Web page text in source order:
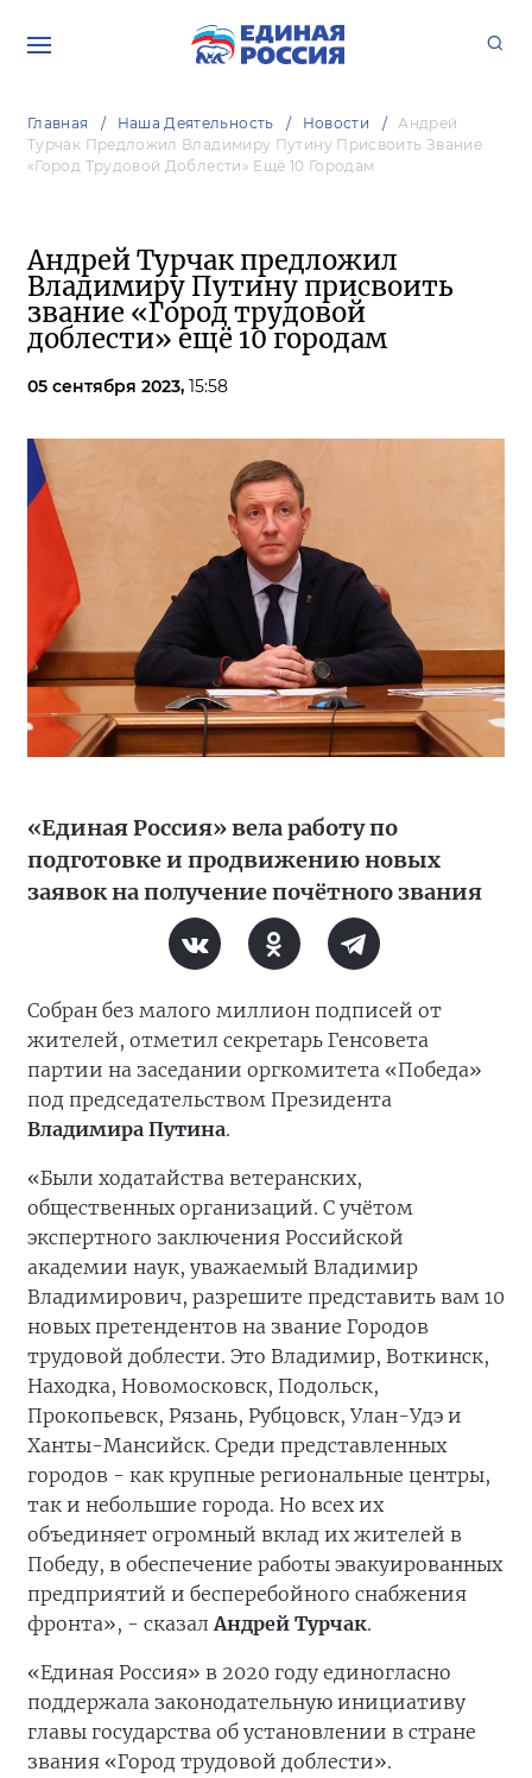
Главная Наша Деятельность Новости
Андрей
Турчак Предложил Владимиру Путину Присвоить Звание
«Город Трудовой Доблести» Ещё 10 Городам
Андрей Турчак предложил
Владимиру Путину присвоить
звание «Город трудовой
доблести» ещё 10 городам
05 сентября 2023, 15:58
«Единая Россия» вела работу по
подготовке и продвижению новых
заявок на получение почётного звания
Собран без малого миллион подписей от
жителей, отметил секретарь Генсовета
партии на заседании оргкомитета «Победа»
под председательством Президента
Владимира Путина.
«Были ходатайства ветеранских,
общественных организаций. С учётом
экспертного заключения Российской
академии наук, уважаемый Владимир
Владимирович, разрешите представить вам 10
новых претендентов на звание Городов
трудовой доблести. Это Владимир, Воткинск,
Находка, Новомосковск, Подольск,
Прокопьевск, Рязань, Рубцовск, Улан-Удэ и
Ханты-Мансийск. Среди представленных
городов - как крупные региональные центры,
так и небольшие города. Но всех их
объединяет огромный вклад их жителей в
Победу, в обеспечение работы эвакуированных
предприятий и бесперебойного снабжения
фронта», - сказалАндрей Турчак.
«Единая Россия» в 2020 году единогласно
поддержала законодательную инициативу
главы государства об установлении в стране
звания «Город трудовой доблести».